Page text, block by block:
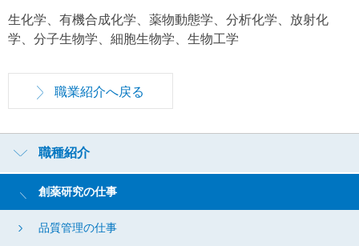
生化学、有機合成化学、薬物動態学、分析化学、放射化
学、分子生物学、細胞生物学、生物工学
職業紹介へ戻る
ー
職種紹介
創薬研究の仕事
品質管理の仕事